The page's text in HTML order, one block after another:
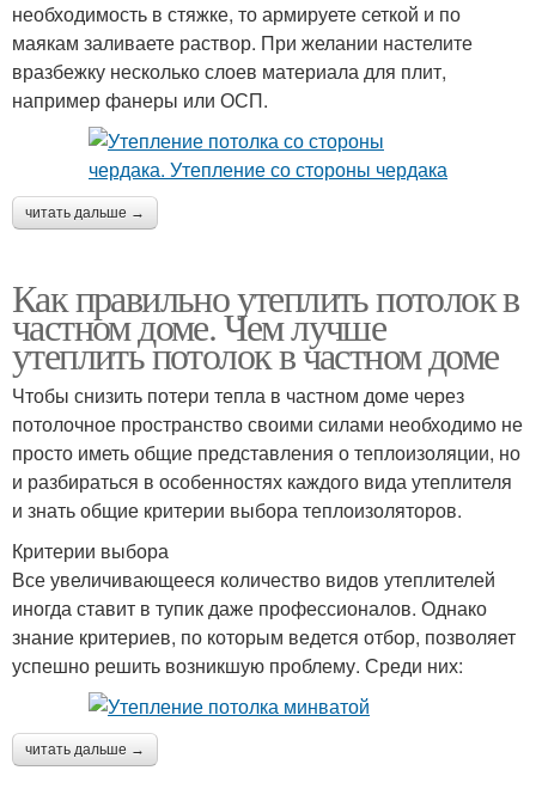
необходимость в стяжке, то армируете сеткой и по
маякам заливаете раствор. При желании настелите
вразбежку несколько слоев материала для плит,
например фанеры или ОСП.
читать дальше →
Как правильно утеплить потолок в
частном доме. Чем лучше
утеплить потолок в частном доме
Чтобы снизить потери тепла в частном доме через
потолочное пространство своими силами необходимо не
просто иметь общие представления о теплоизоляции, но
и разбираться в особенностях каждого вида утеплителя
и знать общие критерии выбора теплоизоляторов.
Критерии выбора
Все увеличивающееся количество видов утеплителей
иногда ставит в тупик даже профессионалов. Однако
знание критериев, по которым ведется отбор, позволяет
успешно решить возникшую проблему. Среди них:
читать дальше →